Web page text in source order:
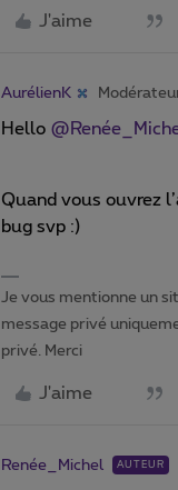
J'aime
AurélienK
Hello ​
Quand vous ouvrez
bug svp :)
Je vous mentionne un
message privé
privé. Merci
J'aime
Renée_Michel AUTEUR